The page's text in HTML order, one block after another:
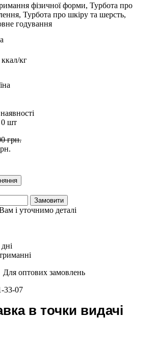
фізичної форми, Турбота про
Турбота про шкіру та шерсть,
годування
кг
0 шт
грн.
Замовити
і уточнимо деталі
Для оптових замовлень
33-07
в точки видачі